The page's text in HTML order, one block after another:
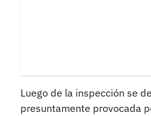
Luego de la inspección se
presuntamente provocada